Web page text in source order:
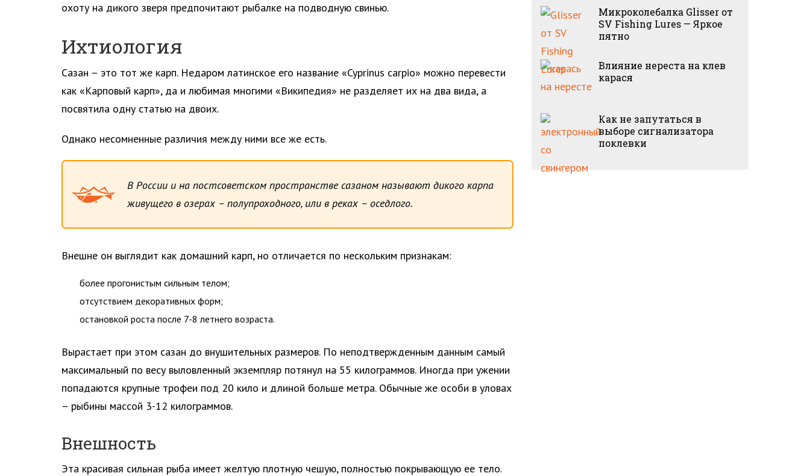
охоту на дикого зверя предпочитают рыбалке на подводную свинью.
Ихтиология
Сазан – это тот же карп. Недаром латинское его название «Cyprinus carpio» можно перевести
как «Карповый карп», да и любимая многими «Википедия» не разделяет их на два вида, а
посвятила одну статью на двоих.
Однако несомненные различия между ними все же есть.
В России и на постсоветском пространстве сазаном называют дикого карпа
живущего в озерах – полупроходного, или в реках – оседлого.
Внешне он выглядит как домашний карп, но отличается по нескольким признакам:
более прогонистым сильным телом;
отсутствием декоративных форм;
остановкой роста после 7-8 летнего возраста.
Вырастает при этом сазан до внушительных размеров. По неподтвержденным данным самый
максимальный по весу выловленный экземпляр потянул на 55 килограммов. Иногда при ужении
попадаются крупные трофеи под 20 кило и длиной больше метра. Обычные же особи в уловах
– рыбины массой 3-12 килограммов.
Внешность
Эта красивая сильная рыба имеет желтую плотную чешую, полностью покрывающую ее тело.
Микроколебалка Glisser от
SV Fishing Lures — Яркое
пятно
Влияние нереста на клев
карася
Как не запутаться в
выборе сигнализатора
поклевки